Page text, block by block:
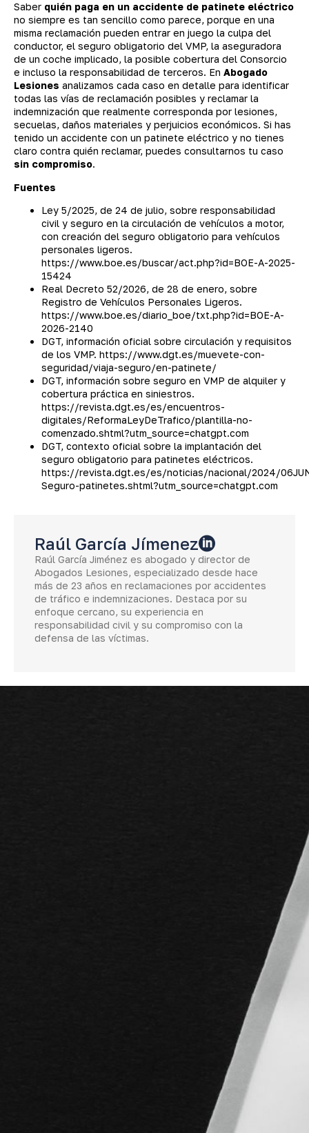
Saber quién paga en un accidente de patinete eléctrico
no siempre es tan sencillo como parece, porque en una
misma reclamación pueden entrar en juego la culpa del
conductor, el seguro obligatorio del VMP, la aseguradora
de un coche implicado, la posible cobertura del Consorcio
e incluso la responsabilidad de terceros. En Abogado
Lesiones analizamos cada caso en detalle para identificar
todas las vías de reclamación posibles y reclamar la
indemnización que realmente corresponda por lesiones,
secuelas, daños materiales y perjuicios económicos. Si has
tenido un accidente con un patinete eléctrico y no tienes
claro contra quién reclamar, puedes consultarnos tu caso
sin compromiso.
Fuentes
Ley 5/2025, de 24 de julio, sobre responsabilidad
civil y seguro en la circulación de vehículos a motor,
con creación del seguro obligatorio para vehículos
personales ligeros.
https://www.boe.es/buscar/act.php?id=BOE-A-2025-
15424
Real Decreto 52/2026, de 28 de enero, sobre
Registro de Vehículos Personales Ligeros.
https://www.boe.es/diario_boe/txt.php?id=BOE-A-
2026-2140
DGT, información oficial sobre circulación y requisitos
de los VMP. https://www.dgt.es/muevete-con-
seguridad/viaja-seguro/en-patinete/
DGT, información sobre seguro en VMP de alquiler y
cobertura práctica en siniestros.
https://revista.dgt.es/es/encuentros-
digitales/ReformaLeyDeTrafico/plantilla-no-
comenzado.shtml?utm_source=chatgpt.com
DGT, contexto oficial sobre la implantación del
seguro obligatorio para patinetes eléctricos.
https://revista.dgt.es/es/noticias/nacional/2024/
Seguro-patinetes.shtml?utm_source=chatgpt.com
Raúl García Jímenez
Raúl García Jiménez es abogado y director de
Abogados Lesiones, especializado desde hace
más de 23 años en reclamaciones por accidentes
de tráfico e indemnizaciones. Destaca por su
enfoque cercano, su experiencia en
responsabilidad civil y su compromiso con la
defensa de las víctimas.